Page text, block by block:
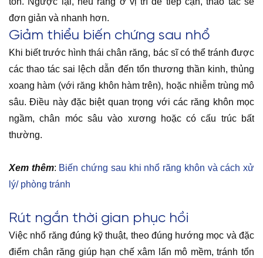
đơn giản và nhanh hơn.
Giảm thiểu biến chứng sau nhổ
Khi biết trước hình thái chân răng, bác sĩ có thể tránh được
các thao tác sai lệch dẫn đến tổn thương thần kinh, thủng
xoang hàm (với răng khôn hàm trên), hoặc nhiễm trùng mô
sâu. Điều này đặc biệt quan trọng với các răng khôn mọc
ngầm, chân móc sâu vào xương hoặc có cấu trúc bất
thường.
Xem thêm: Biến chứng sau khi nhổ răng khôn và cách xử
lý/ phòng tránh
Rút ngắn thời gian phục hồi
Việc nhổ răng đúng kỹ thuật, theo đúng hướng mọc và đặc
điểm chân răng giúp hạn chế xâm lấn mô mềm, tránh tổn